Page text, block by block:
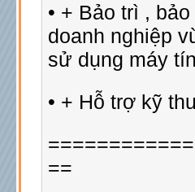
• + Bảo trì ,
doanh nghiệp
sử dụng máy
• + Hỗ trợ kỹ
==